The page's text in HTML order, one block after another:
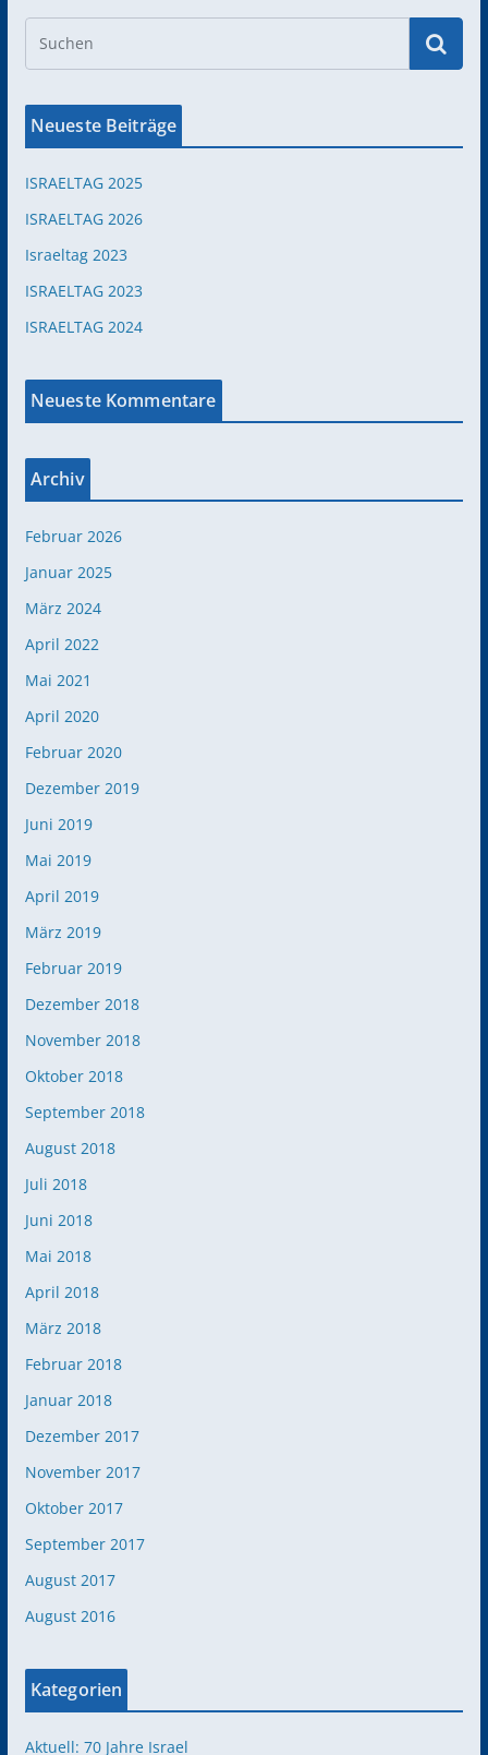
Neueste Beiträge
ISRAELTAG 2025
ISRAELTAG 2026
Israeltag 2023
ISRAELTAG 2023
ISRAELTAG 2024
Neueste Kommentare
Archiv
Februar 2026
Januar 2025
März 2024
April 2022
Mai 2021
April 2020
Februar 2020
Dezember 2019
Juni 2019
Mai 2019
April 2019
März 2019
Februar 2019
Dezember 2018
November 2018
Oktober 2018
September 2018
August 2018
Juli 2018
Juni 2018
Mai 2018
April 2018
März 2018
Februar 2018
Januar 2018
Dezember 2017
November 2017
Oktober 2017
September 2017
August 2017
August 2016
Kategorien
Aktuell: 70 Jahre Israel